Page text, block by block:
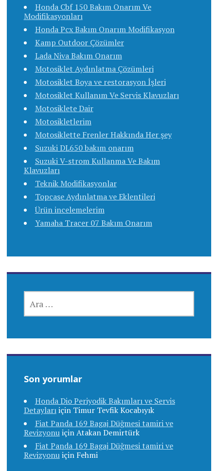
Honda Cbf 150 Bakım Onarım Ve
Modifikasyonları
Honda Pcx Bakım Onarım Modifikasyon
Kamp Outdoor Çözümler
Lada Niva Bakım Onarım
Motosiklet Aydınlatma Çözümleri
Motosiklet Boya ve restorasyon İşleri
Motosiklet Kullanım Ve Servis Klavuzları
Motosiklete Dair
Motosikletlerim
Motosiklette Frenler Hakkında Her şey
Suzuki DL650 bakım onarım
Suzuki V-strom Kullanma Ve Bakım
Klavuzları
Teknik Modifikasyonlar
Topcase Aydınlatma ve Eklentileri
Ürün incelemelerim
Yamaha Tracer 07 Bakım Onarım
Son yorumlar
Honda Dio Periyodik Bakımları ve Servis
Detaylarıiçin Timur Tevfik Kocabıyık
Fiat Panda 169 Bagaj Düğmesi tamiri ve
RevizyonuiçinAtakan Demirtürk
Fiat Panda 169 Bagaj Düğmesi tamiri ve
Revizyonuiçin Fehmi